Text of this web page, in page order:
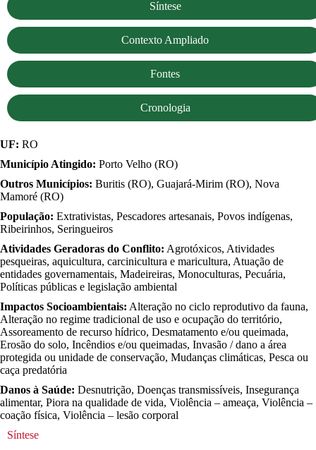
Síntese
Contexto Ampliado
Fontes
Cronologia
UF: RO
Município Atingido: Porto Velho (RO)
Outros Municípios: Buritis (RO), Guajará-Mirim (RO), Nova
Mamoré (RO)
População: Extrativistas, Pescadores artesanais, Povos indígenas,
Ribeirinhos, Seringueiros
Atividades Geradoras do Conflito: Agrotóxicos, Atividades
pesqueiras, aquicultura, carcinicultura e maricultura, Atuação de
entidades governamentais, Madeireiras, Monoculturas, Pecuária,
Políticas públicas e legislação ambiental
Impactos Socioambientais: Alteração no ciclo reprodutivo da fauna,
Alteração no regime tradicional de uso e ocupação do território,
Assoreamento de recurso hídrico, Desmatamento e/ou queimada,
Erosão do solo, Incêndios e/ou queimadas, Invasão / dano a área
protegida ou unidade de conservação, Mudanças climáticas, Pesca ou
caça predatória
Danos à Saúde: Desnutrição, Doenças transmissíveis, Insegurança
alimentar, Piora na qualidade de vida, Violência – ameaça, Violência –
coação física, Violência – lesão corporal
Síntese